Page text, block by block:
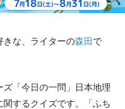
きな、ライターの森田で
「今日の一問」日本地理
するクイズです。「ふち